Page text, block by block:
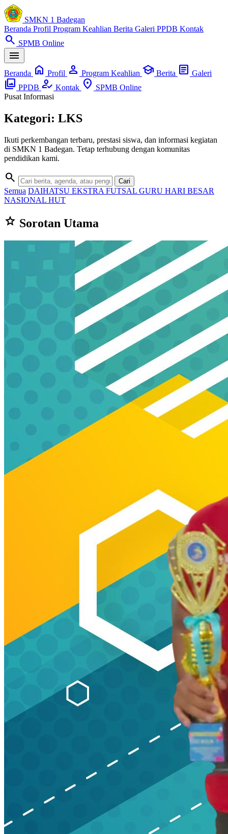
SMKN 1 Badegan
Beranda Profil Program Keahlian Berita Galeri PPDB Kontak
search SPMB Online
menu
Beranda home Profil person Program Keahlian school Berita article Galeri
photo_library PPDB how_to_reg Kontak location_on SPMB Online
Pusat Informasi
Kategori: LKS
Ikuti perkembangan terbaru, prestasi siswa, dan informasi kegiatan
di SMKN 1 Badegan. Tetap terhubung dengan komunitas
pendidikan kami.
search Cari
Semua DAIHATSU EKSTRA FUTSAL GURU HARI BESAR
NASIONAL HUT
star Sorotan Utama